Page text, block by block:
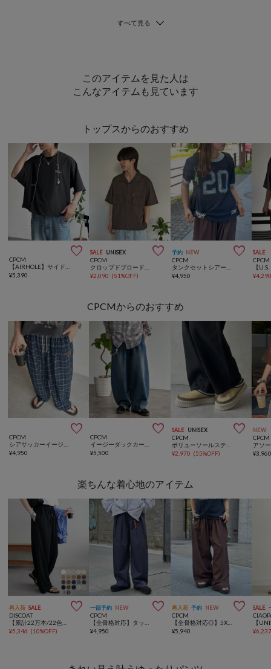
このアイテムを見た人は
こんなアイテムも見ています
トップスからのおすすめ

CPCM
¥5,390
SALE UNISEX 
CPCM
¥2,090 (51%OFF)
予約 NEW 
CPCM
¥4,950
SALE
CPCM
¥
CPCMからのおすすめ

CPCM
¥4,950

CPCM
¥5,500
SALE UNISEX 
CPCM
¥2,970 (55%OFF)
NEW
CPCM
アソ
¥
楽ちんな着心地のアイテム
再入荷 SALE 
DISCOAT
【累計22万本/22色展開/7サイズ】－3kg見え！とろみイージーパンツ≪メンズサイズあり≫
¥5,346 (10%OFF)
一部予約 NEW 
CPCM
【全骨格対応】タックワイドイージースラックス
¥4,950
再入荷 予約 NEW 
CPCM
【全骨格対応◎】5Xイージーパンツ《ユニセックス仕様》
¥5,940
SALE
¥